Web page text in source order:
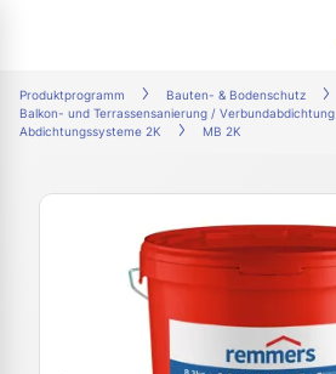
Produktprogramm Bauten- & Bodenschutz
Balkon- und Terrassensanierung / Verbundabdichtung
Abdichtungssysteme 2K
MB 2K